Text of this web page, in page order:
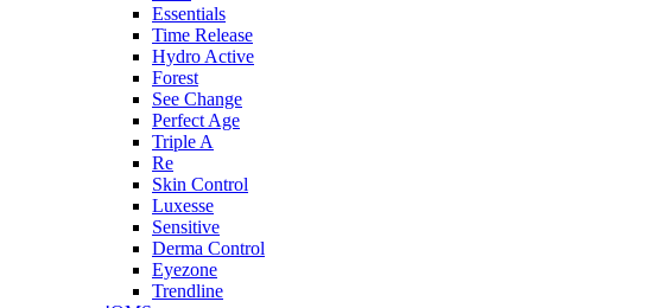
Essentials
Time Release
Hydro Active
Forest
See Change
Perfect Age
Triple A
Re
Skin Control
Luxesse
Sensitive
Derma Control
Eyezone
Trendline